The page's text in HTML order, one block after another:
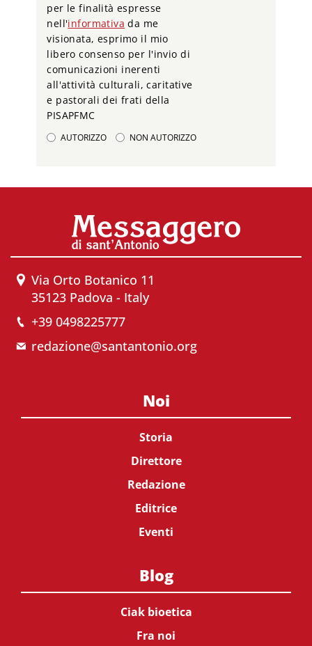
per le finalità espresse
nell'informativa da me
visionata, esprimo il mio
libero consenso per l'invio di
comunicazioni inerenti
all'attività culturali, caritative
e pastorali dei frati della
PISAPFMC
AUTORIZZO NON AUTORIZZO
Via Orto Botanico 11
35123 Padova - Italy
+39 0498225777
redazione@santantonio.org
Noi
Storia
Direttore
Redazione
Editrice
Eventi
Blog
Ciak bioetica
Fra noi